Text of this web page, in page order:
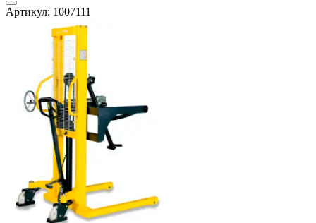
Артикул: 1007111